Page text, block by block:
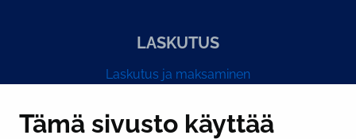
Tämä sivusto käyttää
LASKUTUS
Laskutus ja maksaminen